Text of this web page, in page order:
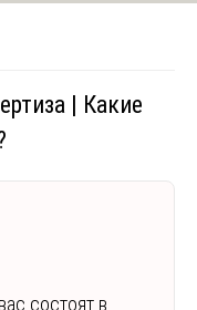
| Какие
состоят в